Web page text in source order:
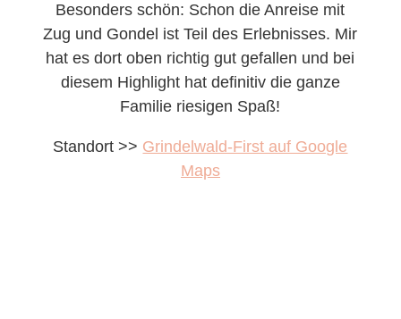
Besonders schön: Schon die Anreise mit
Zug und Gondel ist Teil des Erlebnisses. Mir
hat es dort oben richtig gut gefallen und bei
diesem Highlight hat definitiv die ganze
Familie riesigen Spaß!
Standort >> Grindelwald-First auf Google
Maps